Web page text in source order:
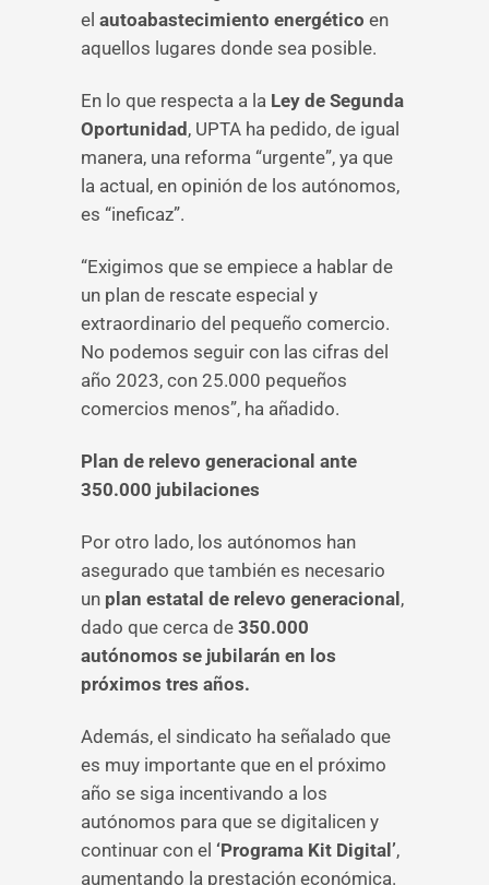
el autoabastecimiento energético en
aquellos lugares donde sea posible.
En lo que respecta a la Ley de Segunda
Oportunidad , UPTA ha pedido, de igual
manera, una reforma “urgente”, ya que
la actual, en opinión de los autónomos,
es “ineficaz”.
“Exigimos que se empiece a hablar de
un plan de rescate especial y
extraordinario del pequeño comercio.
No podemos seguir con las cifras del
año 2023, con 25.000 pequeños
comercios menos”, ha añadido.
Plan de relevo generacional ante
350.000 jubilaciones
Por otro lado, los autónomos han
asegurado que también es necesario
un plan estatal de relevo generacional ,
dado que cerca de 350.000
autónomos se jubilarán en los
próximos tres años.
Además, el sindicato ha señalado que
es muy importante que en el próximo
año se siga incentivando a los
autónomos para que se digitalicen y
continuar con el ‘Programa Kit Digital’,
aumentando la prestación económica.